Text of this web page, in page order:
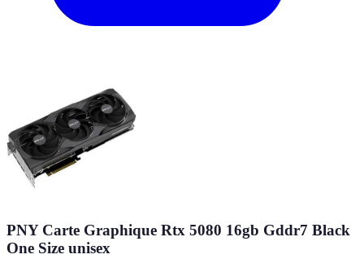
PNY Carte Graphique Rtx 5080 16gb Gddr7 Black
One Size unisex